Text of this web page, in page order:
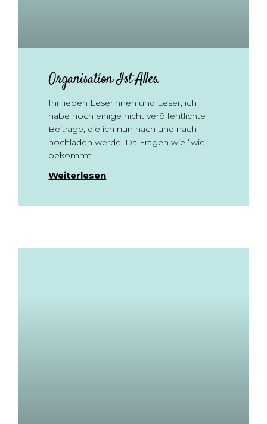
Organisation Ist Alles.
Ihr lieben Leserinnen und Leser, ich
habe noch einige nicht veröffentlichte
Beiträge, die ich nun nach und nach
hochladen werde. Da Fragen wie “wie
bekommt
Weiterlesen